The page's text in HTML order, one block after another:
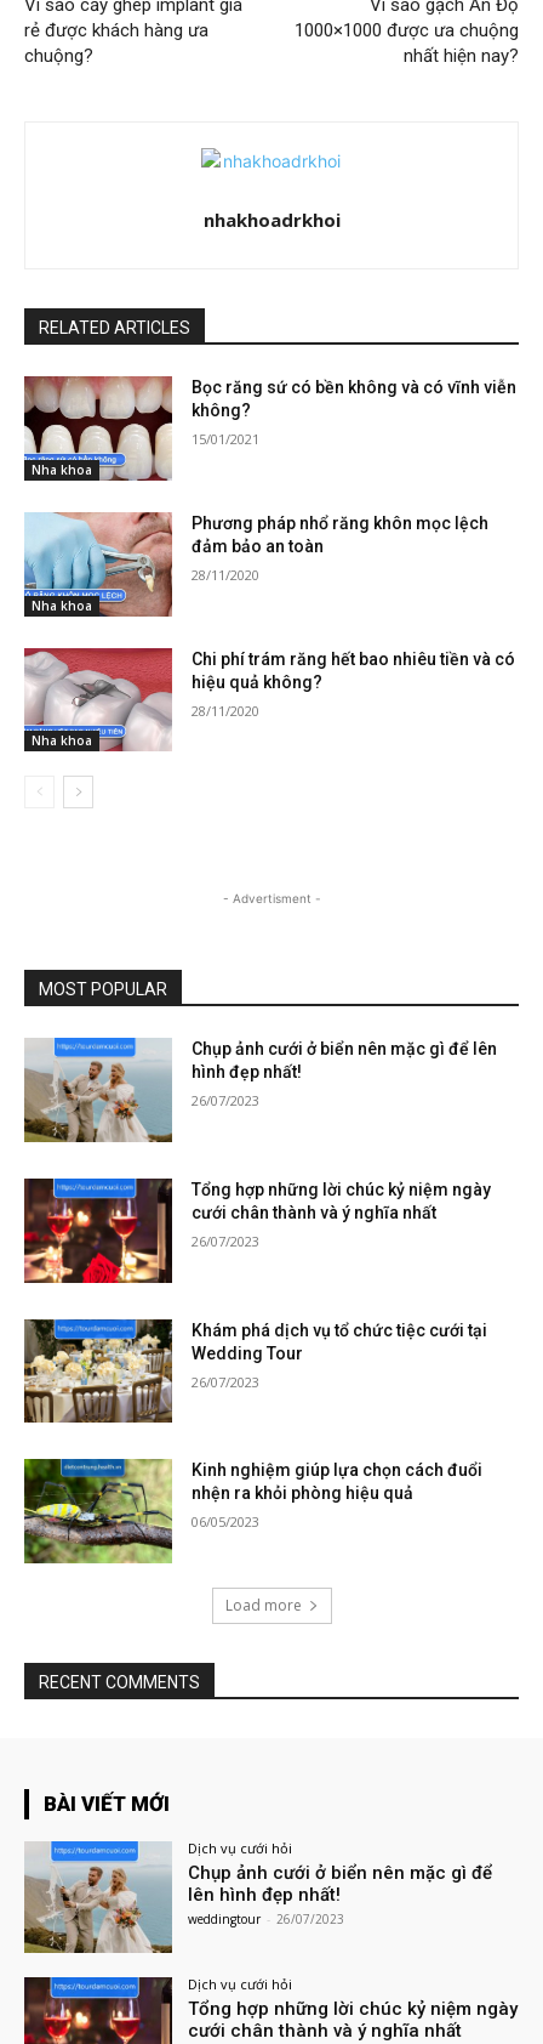
Vì sao cấy ghép implant giá
rẻ được khách hàng ưa
chuộng?
Vì sao gạch Ấn Độ
1000×1000 được ưa chuộng
nhất hiện nay?
nhakhoadrkhoi
RELATED ARTICLES
Nha khoa
Bọc răng sứ có bền không và có vĩnh viễn
không?
15/01/2021
Nha khoa
Phương pháp nhổ răng khôn mọc lệch
đảm bảo an toàn
28/11/2020
Nha khoa
Chi phí trám răng hết bao nhiêu tiền và có
hiệu quả không?
28/11/2020
- Advertisment -
MOST POPULAR
Chụp ảnh cưới ở biển nên mặc gì để lên
hình đẹp nhất!
26/07/2023
Tổng hợp những lời chúc kỷ niệm ngày
cưới chân thành và ý nghĩa nhất
26/07/2023
Khám phá dịch vụ tổ chức tiệc cưới tại
Wedding Tour
26/07/2023
Kinh nghiệm giúp lựa chọn cách đuổi
nhện ra khỏi phòng hiệu quả
06/05/2023
Load more
RECENT COMMENTS
BÀI VIẾT MỚI
Dịch vụ cưới hỏi
Chụp ảnh cưới ở biển nên mặc gì để
lên hình đẹp nhất!
weddingtour - 26/07/2023
Dịch vụ cưới hỏi
Tổng hợp những lời chúc kỷ niệm ngày
cưới chân thành và ý nghĩa nhất